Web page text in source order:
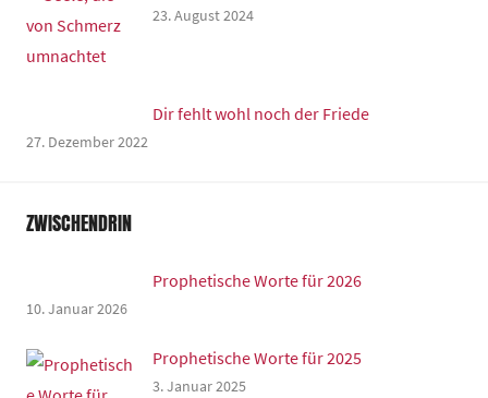
23. August 2024
Dir fehlt wohl noch der Friede
27. Dezember 2022
ZWISCHENDRIN
Prophetische Worte für 2026
10. Januar 2026
Prophetische Worte für 2025
3. Januar 2025